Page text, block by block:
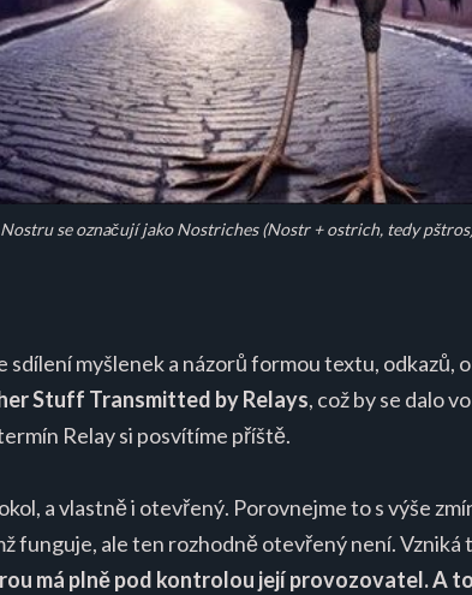
se označují jako Nostriches (Nostr + ostrich, tedy
sdílení myšlenek a názorů formou textu, odkazů,
Stuff Transmitted by Relays, což by se dalo
Relay si posvítíme příště.
a vlastně i otevřený. Porovnejme to s výše
funguje, ale ten rozhodně otevřený není. Vzniká
má plně pod kontrolou její provozovatel. A